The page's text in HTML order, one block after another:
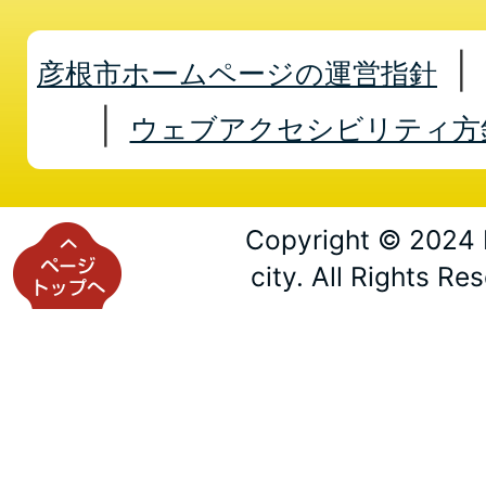
彦根市ホームページの運営指針
ウェブアクセシビリティ方
Copyright © 2024
city. All Rights